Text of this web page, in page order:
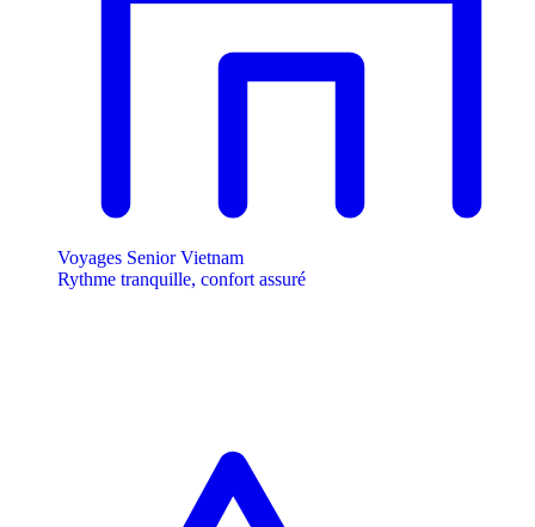
Voyages Senior Vietnam
Rythme tranquille, confort assuré